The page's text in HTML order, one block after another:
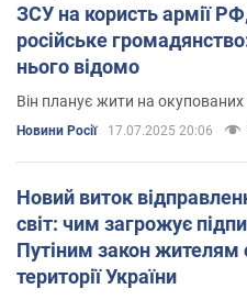
ЗСУ на користь армії
російське
нього відомо
Він планує жити на окупованих
Новини Росії 17.07.2025 20:06
Новий виток
світ: чим загрожує
Путіним закон жителям
території України